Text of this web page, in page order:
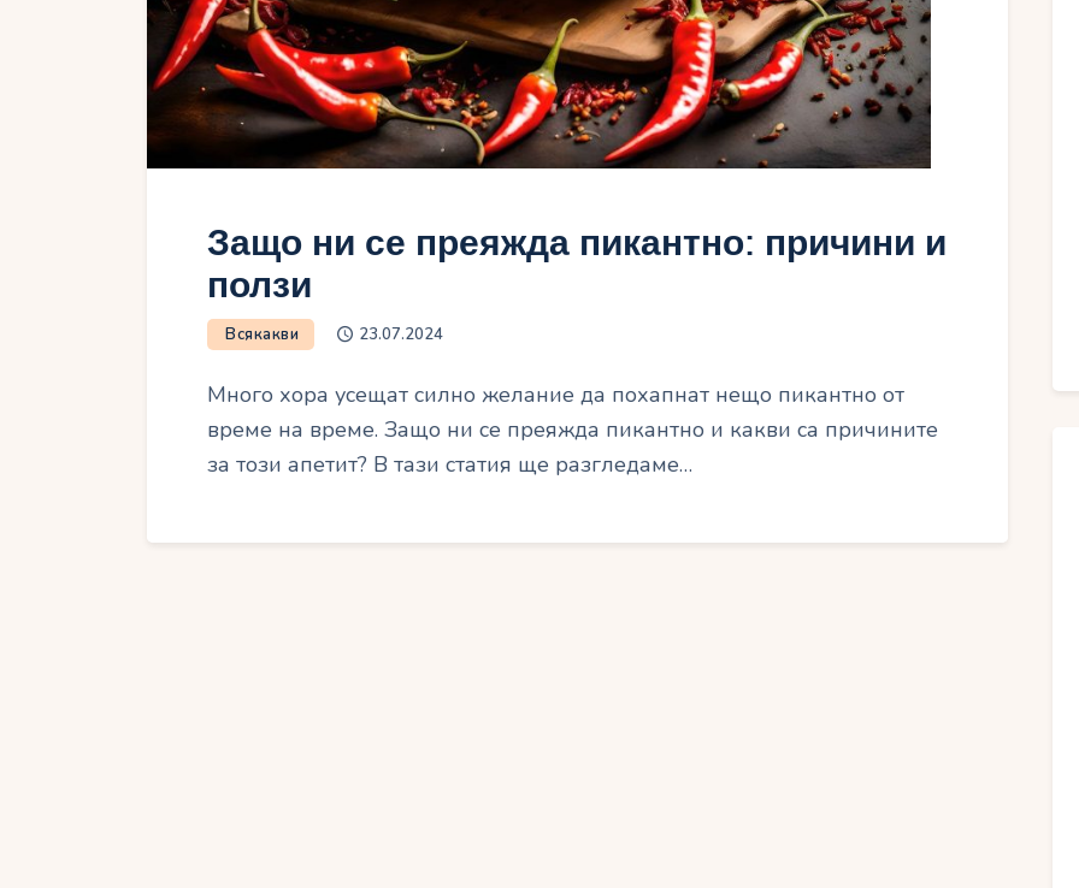
Защо ни се преяжда пикантно: причини и
ползи
Всякакви 23.07.2024
Много хора усещат силно желание да похапнат нещо пикантно от
време на време. Защо ни се преяжда пикантно и какви са причините
за този апетит? В тази статия ще разгледаме…